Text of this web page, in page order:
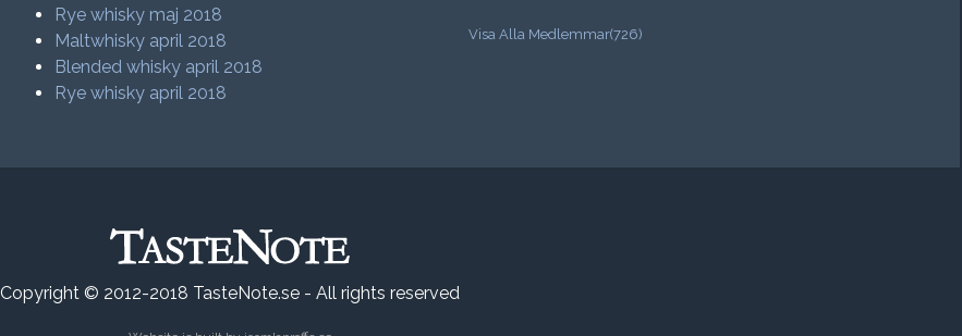
Rye whisky maj 2018
Maltwhisky april 2018
Blended whisky april 2018
Rye whisky april 2018
Visa Alla Medlemmar(726)
Copyright © 2012-2018 TasteNote.se - All rights reserved